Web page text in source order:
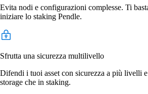
Evita nodi e configurazioni complesse. Ti
iniziare lo staking Pendle.
Sfrutta una sicurezza multilivello
Difendi i tuoi asset con sicurezza a più livelli
storage che in staking.